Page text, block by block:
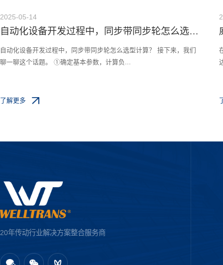
2025-05-14
自动化设备开发过程中，同步带同步轮怎么选型计算？
自动化设备开发过程中，同步带同步轮怎么选型计算？ 接下来，我们
聊一聊这个话题。 ①确定基本参数，计算负...
了解更多
20年传动行业解决方案整合服务商